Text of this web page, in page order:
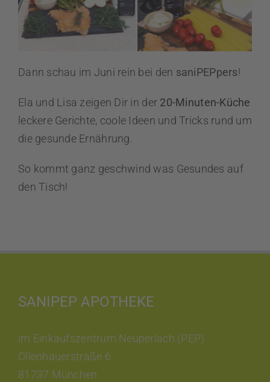
Dann schau im Juni rein bei den saniPEPpers!
Ela und Lisa zeigen Dir in der 20-Minuten-Küche
leckere Gerichte, coole Ideen und Tricks rund um
die gesunde Ernährung.
So kommt ganz geschwind was Gesundes auf
den Tisch!
SANIPEP APOTHEKE
im Einkaufszentrum Neuperlach (PEP)
Ollenhauerstraße 6
81737 München